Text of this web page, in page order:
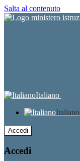
Salta al contenuto
Italiano
Italiano
Accedi
Accedi